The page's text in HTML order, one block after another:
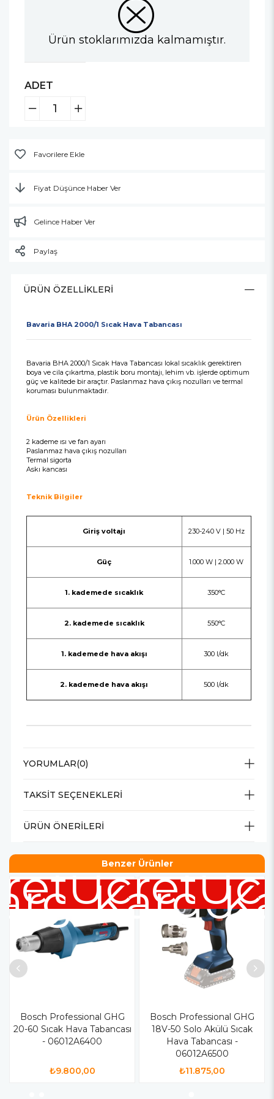
Ürün stoklarımızda kalmamıştır.
ADET
Favorilere Ekle
Fiyat Düşünce Haber Ver
Gelince Haber Ver
Paylaş
ÜRÜN ÖZELLIKLERI
Bavaria BHA 2000/1 Sıcak Hava Tabancası
Bavaria BHA 2000/1 Sıcak Hava Tabancası lokal sıcaklık gerektiren
boya ve cila çıkartma, plastik boru montajı, lehim vb. işlerde optimum
güç ve kalitede bir araçtır. Paslanmaz hava çıkış nozulları ve termal
koruması bulunmaktadır.
Ürün Özellikleri
2 kademe ısı ve fan ayarı
Paslanmaz hava çıkış nozulları
Termal sigorta
Askı kancası
Teknik Bilgiler
Giriş voltajı 230-240 V | 50 Hz
Güç 1.000 W | 2.000 W
1. kademede sıcaklık 350°C
2. kademede sıcaklık 550°C
1. kademede hava akışı 300 l/dk
2. kademede hava akışı 500 l/dk
YORUMLAR(0)
TAKSIT SEÇENEKLERI
ÜRÜN ÖNERILERI
Benzer Ürünler
Bosch Professional GHG
20-60 Sıcak Hava Tabancası
- 06012A6400
₺9.800,00
Bosch Professional GHG
18V-50 Solo Akülü Sıcak
Hava Tabancası -
06012A6500
₺11.875,00
Ücretsiz
Kargo